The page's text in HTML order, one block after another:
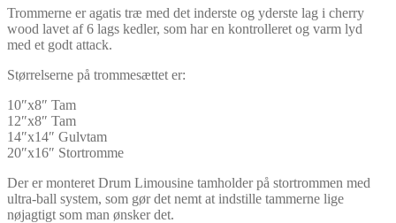
Trommerne er agatis træ med det inderste og yderste lag i cherry
wood lavet af 6 lags kedler, som har en kontrolleret og varm lyd
med et godt attack.
Størrelserne på trommesættet er:
10″x8″ Tam
12″x8″ Tam
14″x14″ Gulvtam
20″x16″ Stortromme
Der er monteret Drum Limousine tamholder på stortrommen med
ultra-ball system, som gør det nemt at indstille tammerne lige
nøjagtigt som man ønsker det.